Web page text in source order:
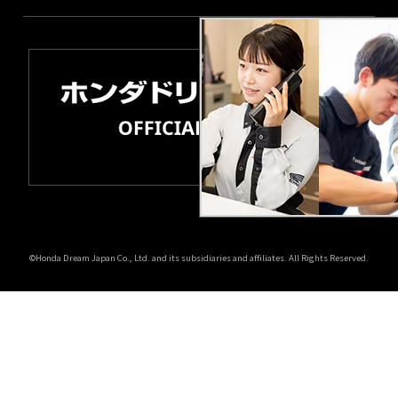
©Honda Dream Japan Co., Ltd. and its subsidiaries and affiliates. All Rights Reserved.